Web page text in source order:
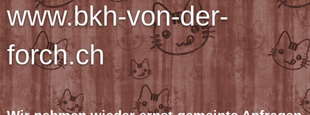
www.bkh-von-der-
forch.ch